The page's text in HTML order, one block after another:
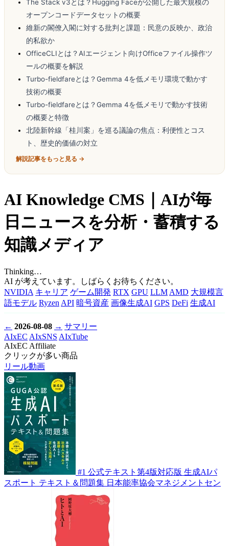
The Stack v3とは？Hugging Faceが公開した最大規模の
オープンコードデータセットの概要
維新の閣僚入閣に対する批判と課題：民意の反映か、政治
的私欲か
OfficeCLIとは？AIエージェント向けOfficeファイル操作ツ
ールの概要を解説
Turbo-fieldfareとは？Gemma 4を低メモリ環境で動かす
技術の概要
Turbo-fieldfareとは？Gemma 4を低メモリで動かす技術
の概要と特徴
北陸新幹線「桂川案」を巡る議論の焦点：利便性とコス
ト、歴史的価値の対立
解説記事をもっと見る →
AI Knowledge CMS｜AIが毎
日ニュースを分析・蓄積する
知識メディア
Thinking…
AI が考えています。しばらくお待ちください。
NVIDIA キャリア ゲーム開発 RTX GPU LLMAMD 大規模言
語モデル RyzenAPI 暗号資産 画像生成AI GPS DeFi 生成AI
← 2026-08-08 → サマリー
AIxEC AIxSNS AIxTube
AIxEC Affiliate
クリックが多い商品
リール動画
#1 公式テキスト第4版対応版 生成AIパ
スポート テキスト＆問題集 日本能率協会マネジメントセン